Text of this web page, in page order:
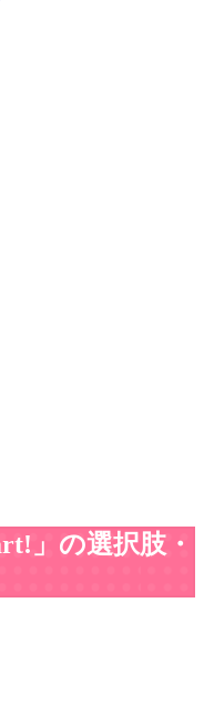
」の選択肢・